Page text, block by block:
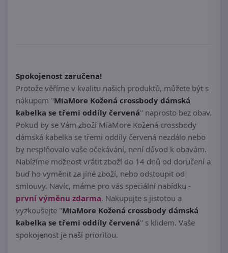
Spokojenost zaručena!
Protože věříme v kvalitu našich produktů, můžete být s
nákupem "MiaMore Kožená crossbody dámská
kabelka se třemi oddíly červená" naprosto bez obav.
Pokud by se Vám zboží MiaMore Kožená crossbody
dámská kabelka se třemi oddíly červená nezdálo nebo
by nesplňovalo vaše očekávání, není důvod k obavám.
Nabízíme možnost vrátit zboží do 14 dnů od doručení a
buď ho vyměnit za jiné zboží, nebo odstoupit od
smlouvy. Navíc, máme pro vás speciální nabídku -
první výměnu zdarma. Nakupujte s jistotou a
vyzkoušejte "MiaMore Kožená crossbody dámská
kabelka se třemi oddíly červená" s klidem. Vaše
spokojenost je naší prioritou.